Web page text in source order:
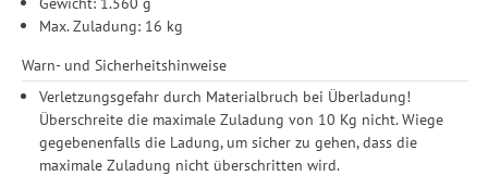
Max. Zuladung: 16 kg
Warn- und Sicherheitshinweise
Verletzungsgefahr durch Materialbruch bei Überladung!
Überschreite die maximale Zuladung von 10 Kg nicht. Wiege
gegebenenfalls die Ladung, um sicher zu gehen, dass die
maximale Zuladung nicht überschritten wird.